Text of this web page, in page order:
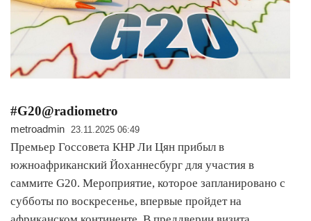
#G20@radiometro
metroadmin 23.11.2025 06:49
Премьер Госсовета КНР Ли Цян прибыл в
южноафриканский Йоханнесбург для участия в
саммите G20. Мероприятие, которое запланировано с
субботы по воскресенье, впервые пройдет на